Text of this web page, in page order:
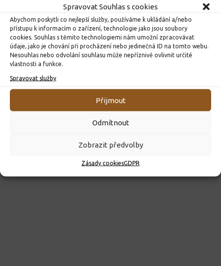
Spravovat Souhlas s cookies
Abychom poskytli co nejlepší služby, používáme k ukládání a/nebo
přístupu k informacím o zařízení, technologie jako jsou soubory
cookies. Souhlas s těmito technologiemi nám umožní zpracovávat
údaje, jako je chování při procházení nebo jedinečná ID na tomto webu.
Nesouhlas nebo odvolání souhlasu může nepříznivě ovlivnit určité
vlastnosti a funkce.
Spravovat služby
Přijmout
Odmítnout
Zobrazit předvolby
Zásady cookiesGDPR
ROZHODNUTÍ O PŘIJETÍ K PŘEDŠKOLNÍMU VZDĚLÁVÁNÍ